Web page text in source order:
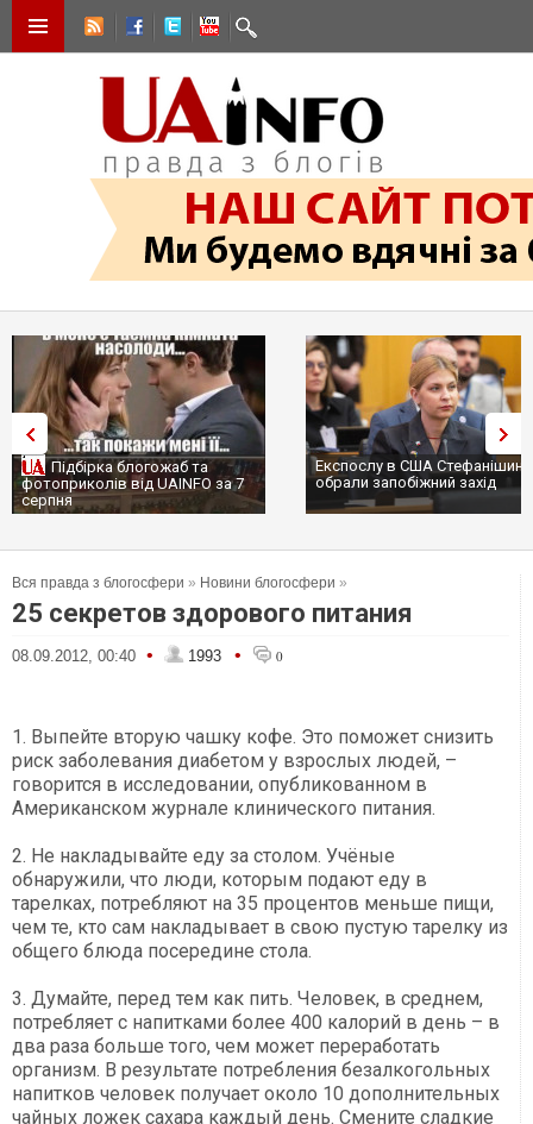
Експослу в США Стефанішиній
обрали запобіжний захід
Трамп не передасть
сотні ракет до Patriot,
...
Вся правда з блогосфери » Новини блогосфери »
25 секретов здорового питания
08.09.2012, 00:40 • 1993 • 0
1. Выпейте вторую чашку кофе. Это поможет снизить
риск заболевания диабетом у взрослых людей, –
говорится в исследовании, опубликованном в
Американском журнале клинического питания.
2. Не накладывайте еду за столом. Учёные
обнаружили, что люди, которым подают еду в
тарелках, потребляют на 35 процентов меньше пищи,
чем те, кто сам накладывает в свою пустую тарелку из
общего блюда посередине стола.
3. Думайте, перед тем как пить. Человек, в среднем,
потребляет с напитками более 400 калорий в день – в
два раза больше того, чем может переработать
организм. В результате потребления безалкогольных
напитков человек получает около 10 дополнительных
чайных ложек сахара каждый день. Смените сладкие